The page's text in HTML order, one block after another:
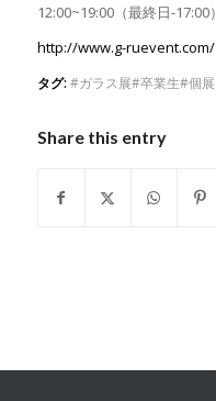
12:00~19:00（最終日-17:00）
http://www.g-ruevent.com/
タグ: #ガラス展#卒業生#個展
Share this entry